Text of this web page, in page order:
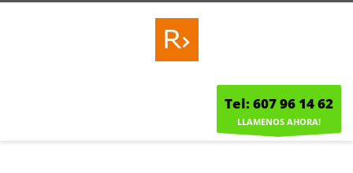
Tel: 607 96 14 62
LLAMENOS AHORA!